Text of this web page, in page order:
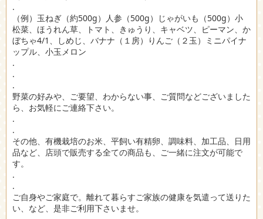
.
（例）玉ねぎ（約500g）人参（500g）じゃがいも（500g）小
松菜、ほうれん草、トマト、きゅうり、キャベツ、ピーマン、か
ぼちゃ4/1、しめじ、バナナ（１房）りんご（２玉）ミニパイナ
ップル、小玉メロン
.
.
.
野菜の好みや、ご要望、わからない事、ご質問などございました
ら、お気軽にご連絡下さい。
.
.
その他、有機栽培のお米、平飼い有精卵、調味料、加工品、日用
品など、店頭で販売する全ての商品も、ご一緒に注文が可能で
す。
.
.
ご自身やご家庭で。離れて暮らすご家族の健康を気遣って送りた
い、など、是非ご利用下さいませ。